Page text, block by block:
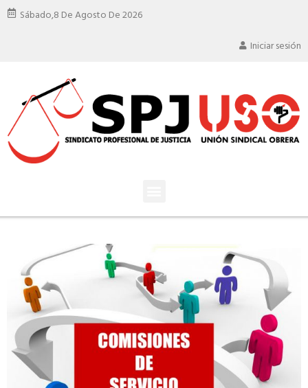
Sábado,8 De Agosto De 2026
Iniciar sesión